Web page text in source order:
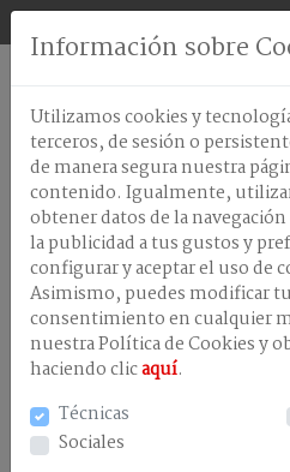
ANTISEPTICOS-
DESINFECTANTES
CELULOSA
DISPENSADORES
LAVANDERÃA
LAVAVAJILLA
MAQUINA
LAVAVAJILLAS
MANUAL
LIMPIEZA
+
NO EXISTEN ARTÍCULOS
ENVIADOS
Productos
Información sobre
Utilizamos cookies y
terceros, de sesión o
de manera segura nuestra
contenido. Igualmente,
obtener datos de la
la publicidad a tus gustos y
configurar y aceptar el uso de
Asimismo, puedes modificar
consentimiento en cualquier
nuestra Política de Cookies y
haciendo clicaquí.
Técnicas
Sociales